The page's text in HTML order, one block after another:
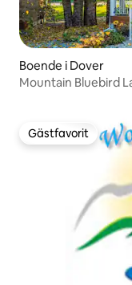
Boende i Dover
Mountain Bluebird
Gästfavorit
Gästfavorit